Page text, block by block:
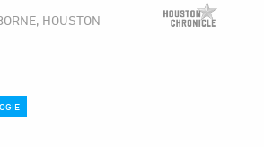
HOUSTON